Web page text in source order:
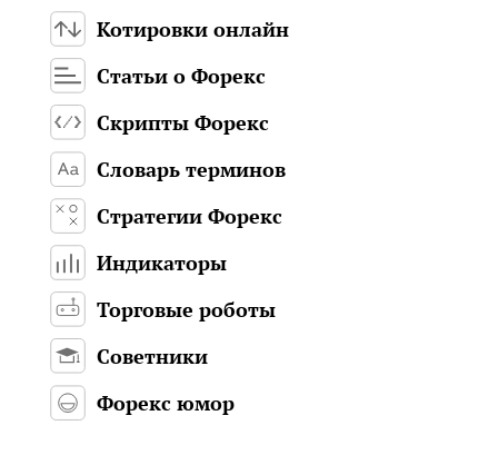
Котировки онлайн
Статьи о Форекс
Скрипты Форекс
Словарь терминов
Стратегии Форекс
Индикаторы
Торговые роботы
Советники
Форекс юмор